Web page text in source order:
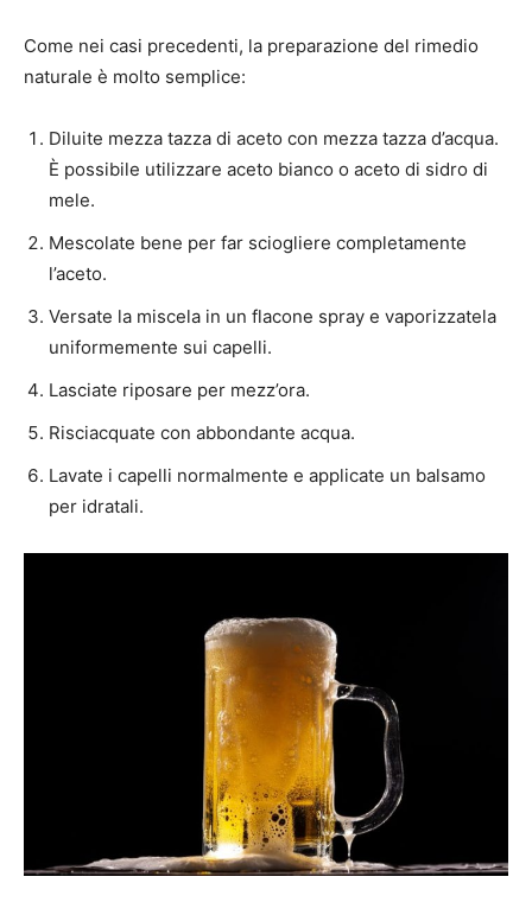
Come nei casi precedenti, la preparazione del rimedio
naturale è molto semplice:
Diluite mezza tazza di aceto con mezza tazza d’acqua.
È possibile utilizzare aceto bianco o aceto di sidro di
mele.
Mescolate bene per far sciogliere completamente
l’aceto.
Versate la miscela in un flacone spray e vaporizzatela
uniformemente sui capelli.
Lasciate riposare per mezz’ora.
Risciacquate con abbondante acqua.
Lavate i capelli normalmente e applicate un balsamo
per idratali.